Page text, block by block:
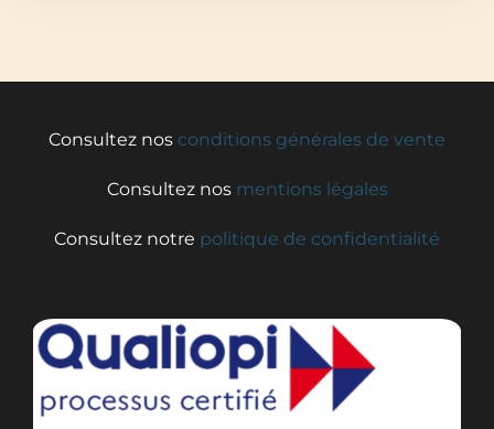
Consultez nos conditions générales de vente
Consultez nos mentions légales
Consultez notre politique de confidentialité